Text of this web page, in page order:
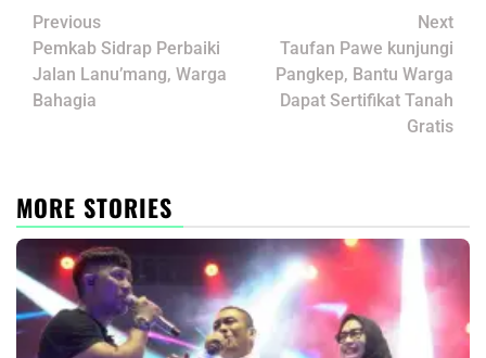
Post
navigation
Previous
Pemkab Sidrap Perbaiki
Jalan Lanu’mang, Warga
Bahagia
Next
Taufan Pawe kunjungi
Pangkep, Bantu Warga
Dapat Sertifikat Tanah
Gratis
MORE STORIES